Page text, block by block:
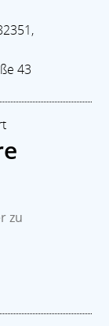
43
zu